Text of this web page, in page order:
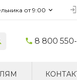
от 9:00
8 800